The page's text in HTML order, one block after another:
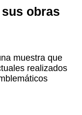
obras
muestra que
realizados